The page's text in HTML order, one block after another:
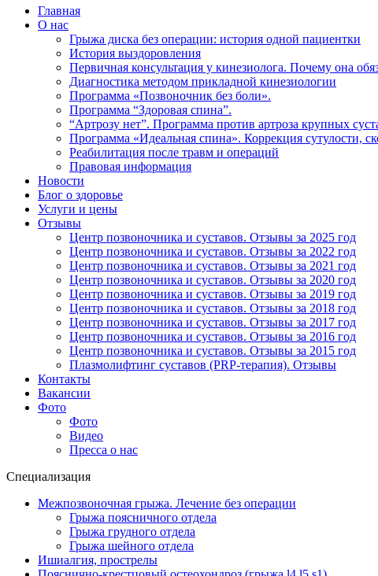
Главная
О нас
Грыжа диска без операции: история одной пациентки
История выздоровления
Первичная консультация у кинезиолога. Почему она
Диагностика методом прикладной кинезиологии
Программа «Позвоночник без боли».
Программа “Здоровая спина”.
“Артрозу нет”. Программа против артроза крупных
Программа «Идеальная спина». Коррекция сутулости,
Реабилитация после травм и операций
Правовая информация
Новости
Блог о здоровье
Услуги и цены
Отзывы
Центр позвоночника и суставов. Отзывы за 2025 год
Центр позвоночника и суставов. Отзывы за 2022 год
Центр позвоночника и суставов. Отзывы за 2021 год
Центр позвоночника и суставов. Отзывы за 2020 год
Центр позвоночника и суставов. Отзывы за 2019 год
Центр позвоночника и суставов. Отзывы за 2018 год
Центр позвоночника и суставов. Отзывы за 2017 год
Центр позвоночника и суставов. Отзывы за 2016 год
Центр позвоночника и суставов. Отзывы за 2015 год
Плазмолифтинг суставов (PRP-терапия). Отзывы
Контакты
Вакансии
Фото
Фото
Видео
Пресса о нас
Специализация
Межпозвоночная грыжа. Лечение без операции
Грыжа поясничного отдела
Грыжа грудного отдела
Грыжа шейного отдела
Ишиалгия, прострелы